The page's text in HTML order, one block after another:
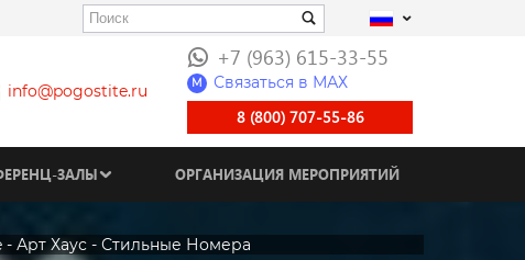
info@pogostite.ru
+7 (963) 615-33-55
M Связаться в МАХ
8 (800) 707-55-86
ЗАЛЫ ОРГАНИЗАЦИЯ МЕРОПРИЯТИЙ
- Арт Хаус - Стильные Номера